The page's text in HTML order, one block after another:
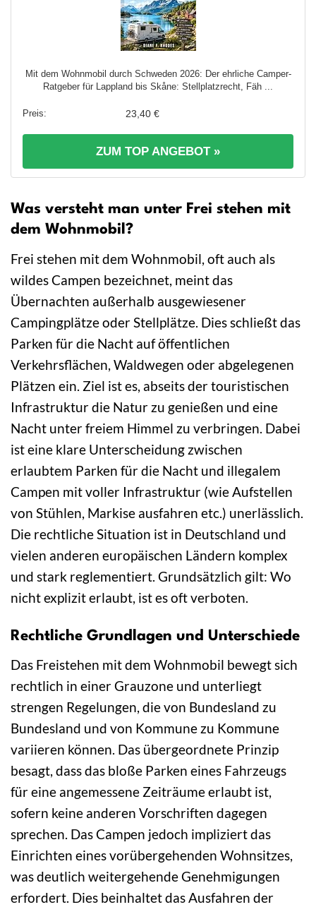
Mit dem Wohnmobil durch Schweden 2026: Der ehrliche Camper-
Ratgeber für Lappland bis Skåne: Stellplatzrecht, Fäh ...
23,40 €
ZUM TOP ANGEBOT »
Was versteht man unter Frei stehen mit
dem Wohnmobil?
Frei stehen mit dem Wohnmobil, oft auch als
wildes Campen bezeichnet, meint das
Übernachten außerhalb ausgewiesener
Campingplätze oder Stellplätze. Dies schließt das
Parken für die Nacht auf öffentlichen
Verkehrsflächen, Waldwegen oder abgelegenen
Plätzen ein. Ziel ist es, abseits der touristischen
Infrastruktur die Natur zu genießen und eine
Nacht unter freiem Himmel zu verbringen. Dabei
ist eine klare Unterscheidung zwischen
erlaubtem Parken für die Nacht und illegalem
Campen mit voller Infrastruktur (wie Aufstellen
von Stühlen, Markise ausfahren etc.) unerlässlich.
Die rechtliche Situation ist in Deutschland und
vielen anderen europäischen Ländern komplex
und stark reglementiert. Grundsätzlich gilt: Wo
nicht explizit erlaubt, ist es oft verboten.
Rechtliche Grundlagen und Unterschiede
Das Freistehen mit dem Wohnmobil bewegt sich
rechtlich in einer Grauzone und unterliegt
strengen Regelungen, die von Bundesland zu
Bundesland und von Kommune zu Kommune
variieren können. Das übergeordnete Prinzip
besagt, dass das bloße Parken eines Fahrzeugs
für eine angemessene Zeiträume erlaubt ist,
sofern keine anderen Vorschriften dagegen
sprechen. Das Campen jedoch impliziert das
Einrichten eines vorübergehenden Wohnsitzes,
was deutlich weitergehende Genehmigungen
erfordert. Dies beinhaltet das Ausfahren der